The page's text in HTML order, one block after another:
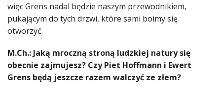
więc Grens nadal będzie naszym przewodnikiem,
pukającym do tych drzwi, które sami boimy się
otworzyć.
M.Ch.: Jaką mroczną stroną ludzkiej natury się
obecnie zajmujesz? Czy Piet Hoffmann i Ewert
Grens będą jeszcze razem walczyć ze złem?